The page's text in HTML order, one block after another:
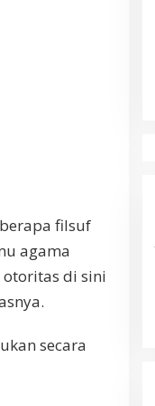
filsuf
agama
otoritas di sini
secara